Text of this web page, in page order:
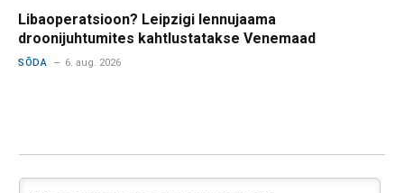
Libaoperatsioon? Leipzigi lennujaama
droonijuhtumites kahtlustatakse Venemaad
SÕDA 6. aug. 2026